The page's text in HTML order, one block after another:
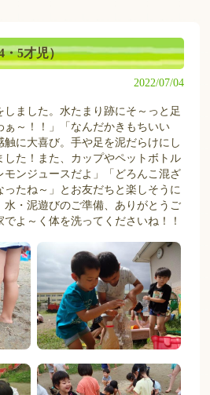
・5才児）
2022/07/04
ました。水たまり跡にそ～っと足
～！！」「なんだかきもちいい
触に大喜び。手や足を泥だらけにし
した！また、カップやペットボトル
モンジュースだよ」「どろんこ混ざ
ったね～」とお友だちと楽しそうに
水・泥遊びのご準備、ありがとうご
よ～く体を洗ってくださいね！！